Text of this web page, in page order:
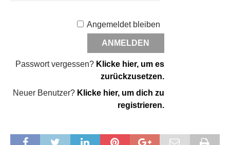
Angemeldet bleiben
Passwort vergessen? Klicke hier, um es
zurückzusetzen.
Neuer Benutzer? Klicke hier, um dich zu
registrieren.